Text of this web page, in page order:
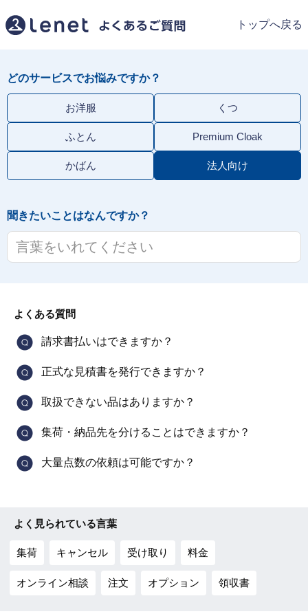
トップへ戻る
どのサービスでお悩みですか？
お洋服 くつ
ふとん Premium Cloak
かばん 法人向け
聞きたいことはなんですか？
よくある質問
請求書払いはできますか？
正式な見積書を発行できますか？
取扱できない品はありますか？
集荷・納品先を分けることはできますか？
大量点数の依頼は可能ですか？
よく見られている言葉
集荷 キャンセル 受け取り 料金
オンライン相談 注文 オプション 領収書